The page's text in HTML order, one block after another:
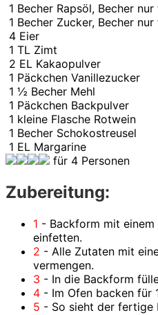
1 Becher Rapsöl, Becher
1 Becher Zucker, Becher
4 Eier
1 TL Zimt
2 EL Kakaopulver
1 Päckchen Vanillezucker
1 ½ Becher Mehl
1 Päckchen Backpulver
1 kleine Flasche Rotwein
1 Becher Schokostreusel
1 EL Margarine
für 4 Personen
Zubereitung:
1 - Backform mit
einfetten.
2 - Alle Zutaten mit
vermengen.
3 - In die Backform
4 - Im Ofen backen für
5 - So sieht der fertige